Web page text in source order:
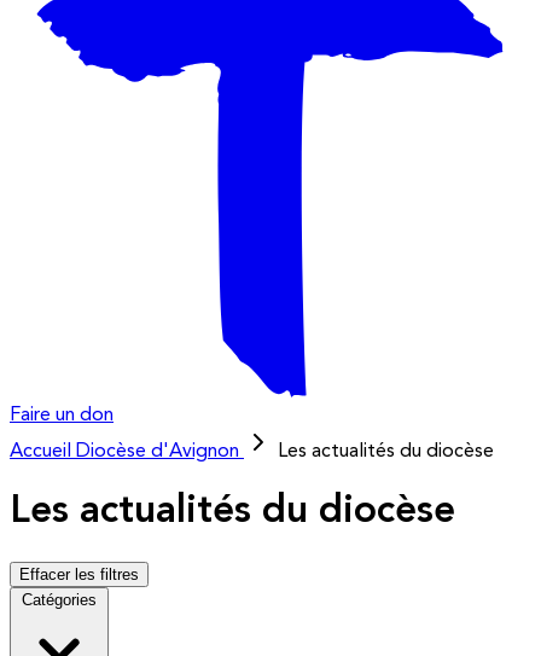
Faire un don
Accueil
Diocèse d'Avignon Les actualités du diocèse
Les actualités du diocèse
Effacer les filtres
Catégories